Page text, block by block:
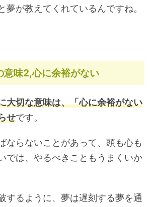
夢が教えてくれているんですね。
意味2,心に余裕がない
大切な意味は、「心に余裕がない
せです。
ならないことがあって、頭も心も
では、やるべきこともうまくいか
するように、夢は遅刻する夢を通